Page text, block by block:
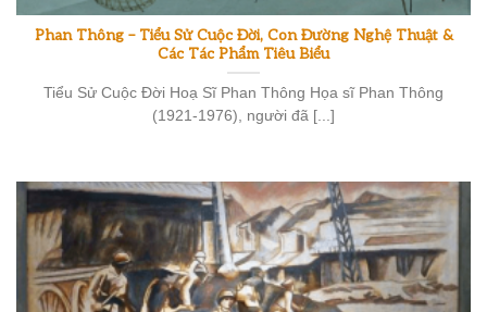
Phan Thông – Tiểu Sử Cuộc Đời, Con Đường Nghệ Thuật &
Các Tác Phẩm Tiêu Biểu
Tiểu Sử Cuộc Đời Hoạ Sĩ Phan Thông Họa sĩ Phan Thông
(1921-1976), người đã [...]